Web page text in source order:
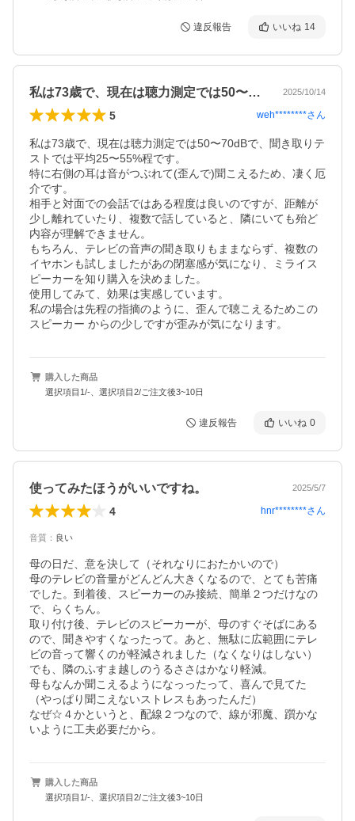
違反報告 いいね 14
私は73歳で、現在は聴力測定では50〜… 2025/10/14
5 weh********さん
私は73歳で、現在は聴力測定では50〜70dBで、聞き取りテ
ストでは平均25〜55%程です。
特に右側の耳は音がつぶれて(歪んで)聞こえるため、凄く厄
介です。
相手と対面での会話ではある程度は良いのですが、距離が
少し離れていたり、複数で話していると、隣にいても殆ど
内容が理解できません。
もちろん、テレビの音声の聞き取りもままならず、複数の
イヤホンも試しましたがあの閉塞感が気になり、ミライス
ピーカーを知り購入を決めました。
使用してみて、効果は実感しています。
私の場合は先程の指摘のように、歪んで聴こえるためこの
スピーカー からの少しですが歪みが気になります。
購入した商品
選択項目1/-、選択項目2/ご注文後3~10日
違反報告 いいね 0
使ってみたほうがいいですね。 2025/5/7
4 hnr********さん
音質 ： 良い
母の日だ、意を決して（それなりにおたかいので）
母のテレビの音量がどんどん大きくなるので、とても苦痛
でした。到着後、スピーカーのみ接続、簡単２つだけなの
で、らくちん。
取り付け後、テレビのスピーカーが、母のすぐそばにある
ので、聞きやすくなったって。あと、無駄に広範囲にテレ
ビの音って響くのが軽減されました（なくなりはしない）
でも、隣のふすま越しのうるささはかなり軽減。
母もなんか聞こえるようになっったって、喜んで見てた
（やっぱり聞こえないストレスもあったんだ）
なぜ☆４かというと、配線２つなので、線が邪魔、躓かな
いように工夫必要だから。
購入した商品
選択項目1/-、選択項目2/ご注文後3~10日